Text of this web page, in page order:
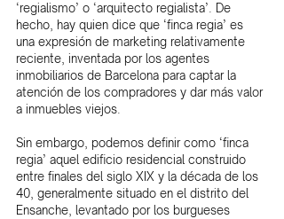
‘regialismo’ o ‘arquitecto regialista’. De
hecho, hay quien dice que ‘finca regia’ es
una expresión de marketing relativamente
reciente, inventada por los agentes
inmobiliarios de Barcelona para captar la
atención de los compradores y dar más valor
a inmuebles viejos.
Sin embargo, podemos definir como ‘finca
regia’ aquel edificio residencial construido
entre finales del siglo XIX y la década de los
40, generalmente situado en el distrito del
Ensanche, levantado por los burgueses